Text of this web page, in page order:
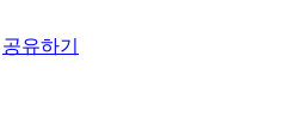
공유하기